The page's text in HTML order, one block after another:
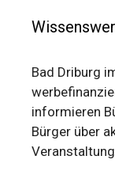
Bad Driburg
informieren
Bürger über